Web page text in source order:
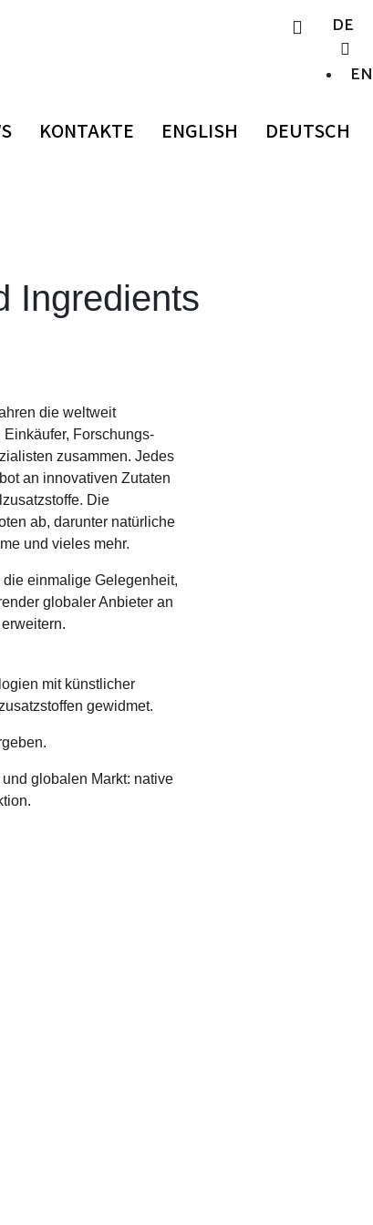
DE
EN
KONTAKTE ENGLISH DEUTSCH
Ingredients
die weltweit
Forschungs-
zusammen. Jedes
an innovativen Zutaten
Die
ab, darunter natürliche
und vieles mehr.
einmalige Gelegenheit,
globaler Anbieter an
mit künstlicher
gewidmet.
globalen Markt: native